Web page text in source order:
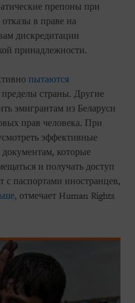
препоны при
в праве на
дискредитации
принадлежности.
пытаются
пределы страны. Другие
эмигрантам из Беларуси
прав человека. При
эффективные
которые
и получать доступ
с паспортами иностранцев,
, отмечает Human Rights